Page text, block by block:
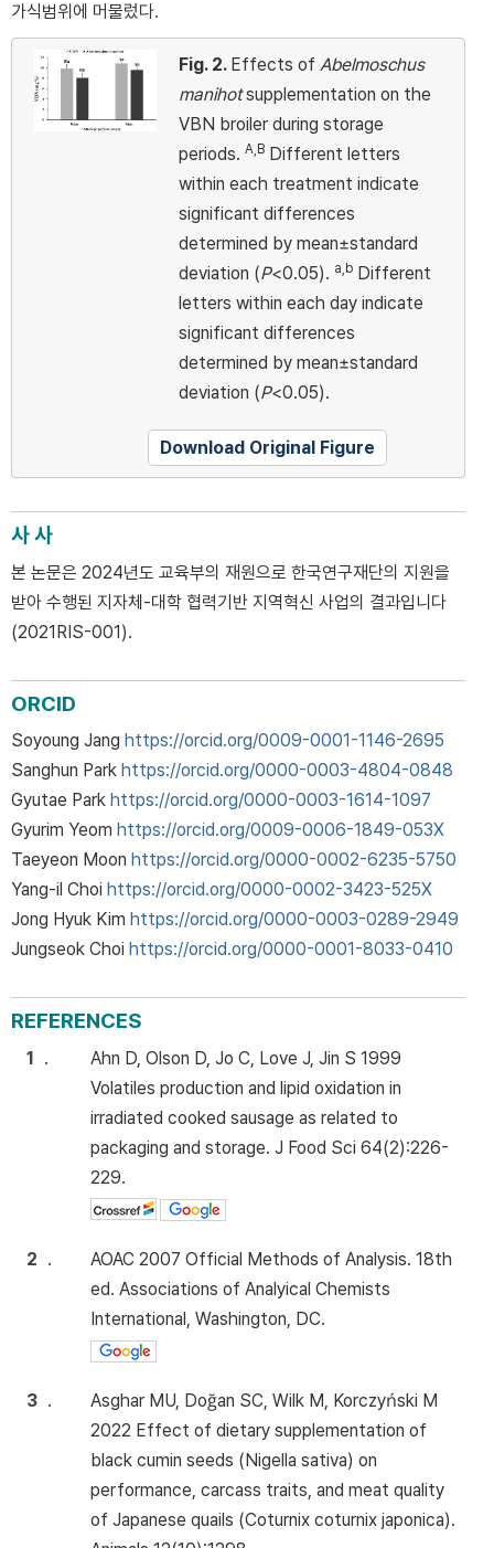
가식범위에 머물렀다.
Fig. 2. Effects of Abelmoschus
manihotsupplementation on the
VBN broiler during storage
periods. A,B Different letters
within each treatment indicate
significant differences
determined by mean±standard
deviation (P<0.05). a,b Different
letters within each day indicate
significant differences
determined by mean±standard
deviation (P<0.05).
Download Original Figure
사 사
본 논문은 2024년도 교육부의 재원으로 한국연구재단의 지원을
받아 수행된 지자체-대학 협력기반 지역혁신 사업의 결과입니다
(2021RIS-001).
ORCID
Soyoung Jang https://orcid.org/0009-0001-1146-2695
Sanghun Park https://orcid.org/0000-0003-4804-0848
Gyutae Park https://orcid.org/0000-0003-1614-1097
Gyurim Yeom https://orcid.org/0009-0006-1849-053X
Taeyeon Moon https://orcid.org/0000-0002-6235-5750
Yang-il Choi https://orcid.org/0000-0002-3423-525X
Jong Hyuk Kim https://orcid.org/0000-0003-0289-2949
Jungseok Choi https://orcid.org/0000-0001-8033-0410
REFERENCES
1 .
Ahn D, Olson D, Jo C, Love J, Jin S 1999
Volatiles production and lipid oxidation in
irradiated cooked sausage as related to
packaging and storage. J Food Sci 64(2):226-
229.
2 .
AOAC 2007 Official Methods of Analysis. 18th
ed. Associations of Analyical Chemists
International, Washington, DC.
3 .
Asghar MU, Doğan SC, Wilk M, Korczyński M
2022 Effect of dietary supplementation of
black cumin seeds (Nigella sativa) on
performance, carcass traits, and meat quality
of Japanese quails (Coturnix coturnix japonica).